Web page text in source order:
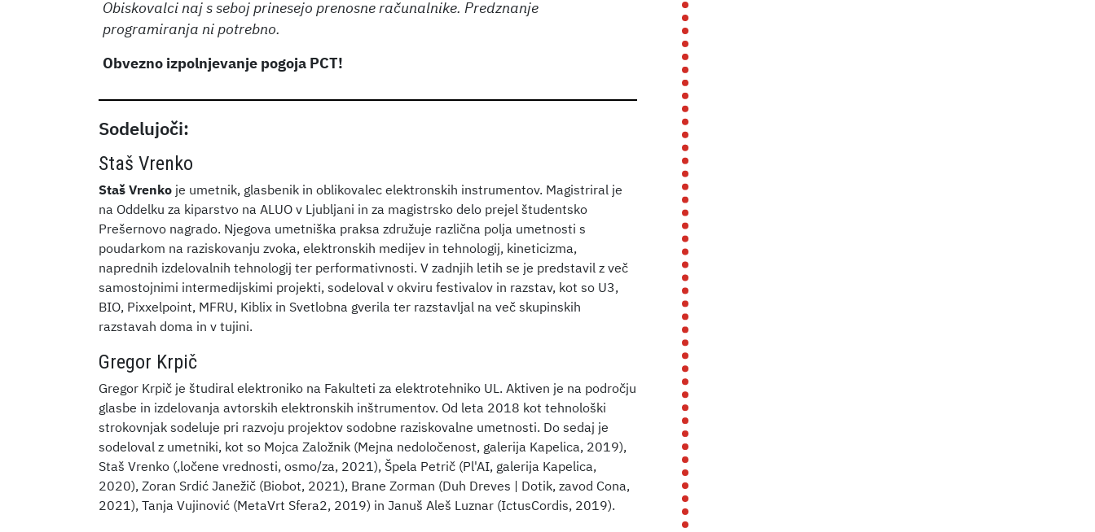
Obiskovalci naj s seboj prinesejo prenosne računalnike. Predznanje
programiranja ni potrebno.
Obvezno izpolnjevanje pogoja PCT!
Sodelujoči:
Staš Vrenko
Staš Vrenko je umetnik, glasbenik in oblikovalec elektronskih instrumentov. Magistriral je
na Oddelku za kiparstvo na ALUO v Ljubljani in za magistrsko delo prejel študentsko
Prešernovo nagrado. Njegova umetniška praksa združuje različna polja umetnosti s
poudarkom na raziskovanju zvoka, elektronskih medijev in tehnologij, kineticizma,
naprednih izdelovalnih tehnologij ter performativnosti. V zadnjih letih se je predstavil z več
samostojnimi intermedijskimi projekti, sodeloval v okviru festivalov in razstav, kot so U3,
BIO, Pixxelpoint, MFRU, Kiblix in Svetlobna gverila ter razstavljal na več skupinskih
razstavah doma in v tujini.
Gregor Krpič
Gregor Krpič je študiral elektroniko na Fakulteti za elektrotehniko UL. Aktiven je na področju
glasbe in izdelovanja avtorskih elektronskih inštrumentov. Od leta 2018 kot tehnološki
strokovnjak sodeluje pri razvoju projektov sodobne raziskovalne umetnosti. Do sedaj je
sodeloval z umetniki, kot so Mojca Založnik (Mejna nedoločenost, galerija Kapelica, 2019),
Staš Vrenko (,ločene vrednosti, osmo/za, 2021), Špela Petrič (Pl'AI, galerija Kapelica,
2020), Zoran Srdić Janežič (Biobot, 2021), Brane Zorman (Duh Dreves | Dotik, zavod Cona,
2021), Tanja Vujinović (MetaVrt Sfera2, 2019) in Januš Aleš Luznar (IctusCordis, 2019).